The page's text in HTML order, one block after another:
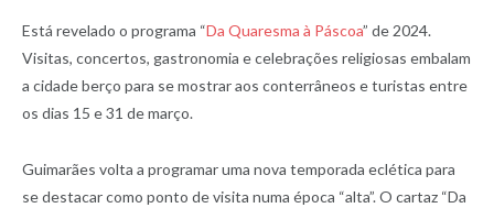
Está revelado o programa “Da Quaresma à Páscoa” de 2024.
Visitas, concertos, gastronomia e celebrações religiosas embalam
a cidade berço para se mostrar aos conterrâneos e turistas entre
os dias 15 e 31 de março.
Guimarães volta a programar uma nova temporada eclética para
se destacar como ponto de visita numa época “alta”. O cartaz “Da